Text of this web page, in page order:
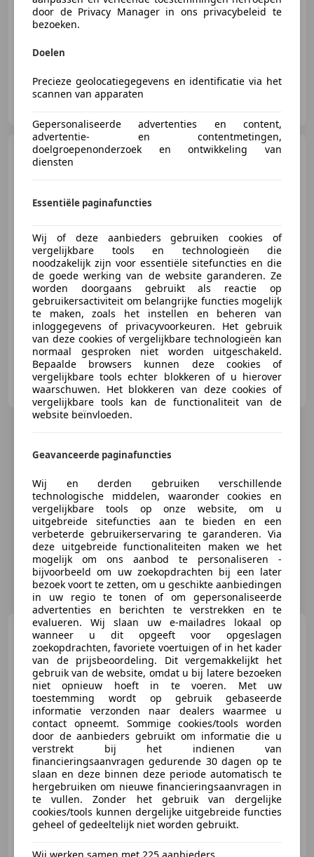
08/2014 171.882 km Benzine
74 kW (101 PK)
De Goede
Ford Fiesta1.0 EcoBoost ST-
€ 13.195
08/2018 25.459 km Benzine
74 kW (101 PK)
GR Automotive
NL-5021 LJ TILBURG
Ford Focus Wagon 1.0
EcoBoost Titanium
€ 3.495
11/2012 195.386 km Benzine
92 kW (125 PK)
door de Privacy Manager in ons privacybeleid te
bezoeken.
Doelen
Precieze geolocatiegegevens en identificatie via het
scannen van apparaten
Gepersonaliseerde advertenties en content,
advertentie- en contentmetingen,
doelgroepenonderzoek en ontwikkeling van
diensten
Essentiële paginafuncties
Wij of deze aanbieders gebruiken cookies of
vergelijkbare tools en technologieën die
noodzakelijk zijn voor essentiële sitefuncties en die
de goede werking van de website garanderen. Ze
worden doorgaans gebruikt als reactie op
gebruikersactiviteit om belangrijke functies mogelijk
te maken, zoals het instellen en beheren van
inloggegevens of privacyvoorkeuren. Het gebruik
van deze cookies of vergelijkbare technologieën kan
normaal gesproken niet worden uitgeschakeld.
Bepaalde browsers kunnen deze cookies of
vergelijkbare tools echter blokkeren of u hierover
waarschuwen. Het blokkeren van deze cookies of
vergelijkbare tools kan de functionaliteit van de
website beïnvloeden.
Geavanceerde paginafuncties
Wij en derden gebruiken verschillende
technologische middelen, waaronder cookies en
vergelijkbare tools op onze website, om u
uitgebreide sitefuncties aan te bieden en een
verbeterde gebruikerservaring te garanderen. Via
deze uitgebreide functionaliteiten maken we het
mogelijk om ons aanbod te personaliseren -
bijvoorbeeld om uw zoekopdrachten bij een later
bezoek voort te zetten, om u geschikte aanbiedingen
in uw regio te tonen of om gepersonaliseerde
advertenties en berichten te verstrekken en te
evalueren. Wij slaan uw e-mailadres lokaal op
wanneer u dit opgeeft voor opgeslagen
zoekopdrachten, favoriete voertuigen of in het kader
van de prijsbeoordeling. Dit vergemakkelijkt het
gebruik van de website, omdat u bij latere bezoeken
niet opnieuw hoeft in te voeren. Met uw
toestemming wordt op gebruik gebaseerde
informatie verzonden naar dealers waarmee u
contact opneemt. Sommige cookies/tools worden
door de aanbieders gebruikt om informatie die u
verstrekt bij het indienen van
financieringsaanvragen gedurende 30 dagen op te
slaan en deze binnen deze periode automatisch te
hergebruiken om nieuwe financieringsaanvragen in
te vullen. Zonder het gebruik van dergelijke
cookies/tools kunnen dergelijke uitgebreide functies
geheel of gedeeltelijk niet worden gebruikt.